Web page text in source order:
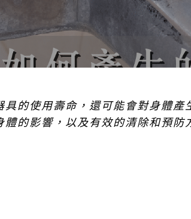
的使用壽命，還可能會對身體產
的影響，以及有效的清除和預防